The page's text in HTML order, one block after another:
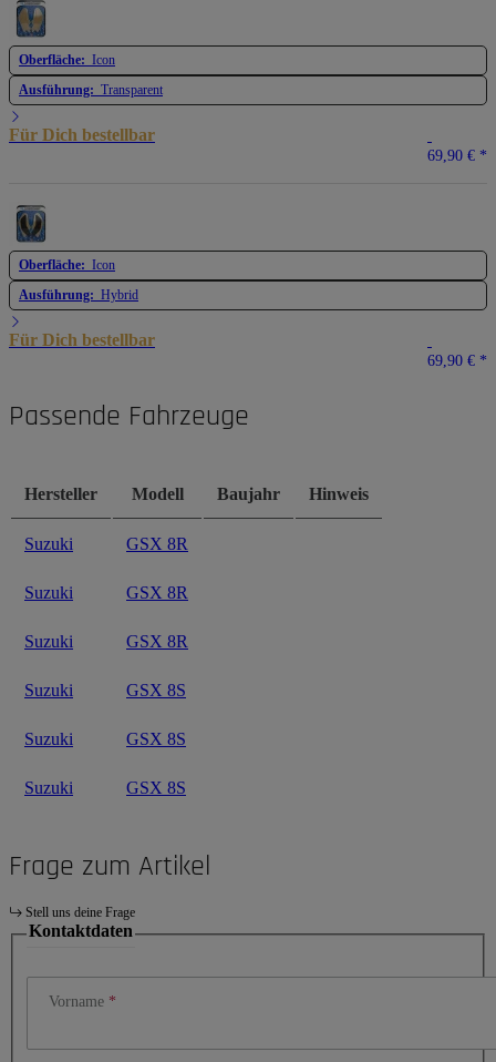
Oberfläche: Icon
Ausführung: Transparent
Für Dich bestellbar
69,90 € *
Oberfläche: Icon
Ausführung: Hybrid
Für Dich bestellbar
69,90 € *
Passende Fahrzeuge
Hersteller Modell Baujahr Hinweis
Suzuki GSX 8R
Suzuki GSX 8R
Suzuki GSX 8R
Suzuki GSX 8S
Suzuki GSX 8S
Suzuki GSX 8S
Frage zum Artikel
Stell uns deine Frage
Kontaktdaten
Vorname